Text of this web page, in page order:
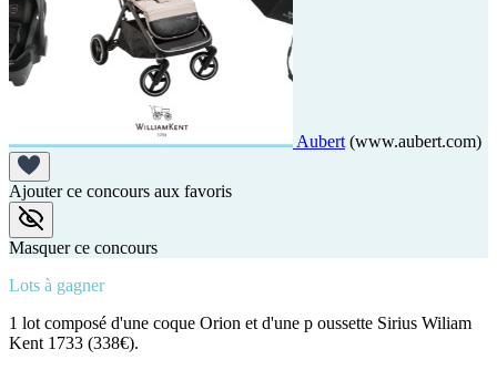
Aubert (www.aubert.com)
Ajouter ce concours aux favoris
Masquer ce concours
Lots à gagner
1 lot composé d'une coque Orion et d'une p oussette Sirius Wiliam
Kent 1733 (338€).